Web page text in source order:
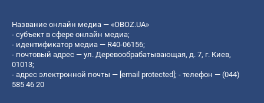
Название онлайн медиа — «OBOZ.UA»
- субъект в сфере онлайн медиа;
- идентификатор медиа — R40-06156;
- почтовый адрес — ул. Деревообрабатывающая, д. 7, г. Киев,
01013;
- адрес электронной почты — [email protected]; - телефон — (044)
585 46 20